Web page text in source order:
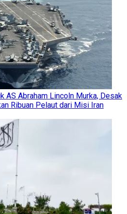
AS Abraham Lincoln Murka, Desak
Ribuan Pelaut dari Misi Iran